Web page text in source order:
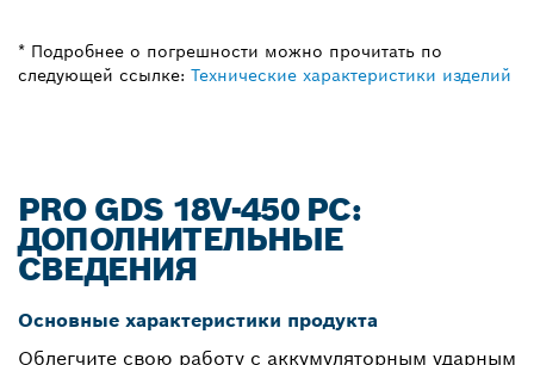
* Подробнее о погрешности можно прочитать по
следующей ссылке: Технические характеристики изделий
PRO GDS 18V-450 PC:
ДОПОЛНИТЕЛЬНЫЕ
СВЕДЕНИЯ
Основные характеристики продукта
Облегчите свою работу с аккумуляторным ударным